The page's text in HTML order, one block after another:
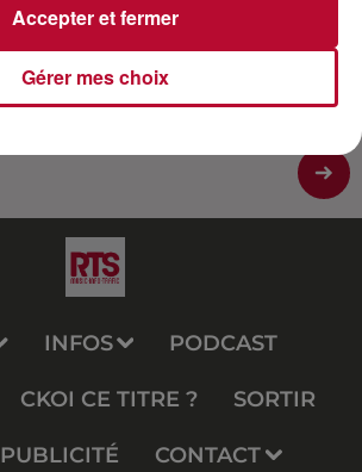
INFOS PODCAST
CKOI CE TITRE ? SORTIR
PUBLICITÉ CONTACT
Gérer mes choix
Accepter et fermer